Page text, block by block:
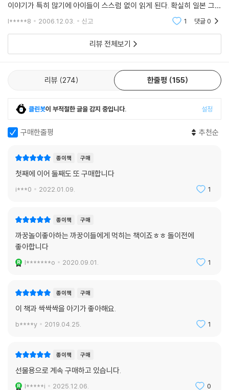
이야기가 특히 많기에 아이들이 스스럼 없이 읽게 된다. 확실히 일본 그림
책은 우리네 그것보다 발달했다. 이야기 구조가 뛰어나다기보다 아이들을
l*****8 2006.12.03. 신고 1 댓글0
리뷰 전체보기
리뷰 274 한줄평 155
클린봇이 부적절한 글을 감지 중입니다. 설정
구매한줄평 추천순
종이책 구매
첫째에 이어 둘째도 또 구매합니다
i***0 2022.01.09. 1
종이책 구매
까꿍놀이좋아하는 까꿍이들에게 먹히는 책이죠ㅎㅎ 돌이전에
좋아합니다
l*******o 2020.09.01. 1
종이책 구매
이 책과 싹싹싹을 아기가 좋아해요.
b****y 2019.04.25. 1
종이책 구매
선물용으로 계속 구매하고 있습니다.
l*****i 2025.12.06. 0